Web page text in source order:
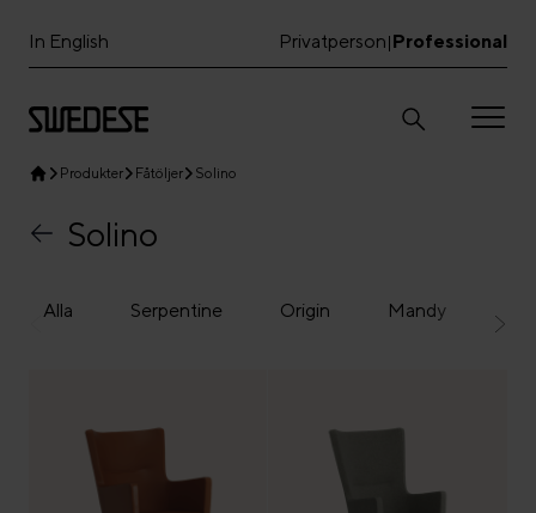
In English Professional
|
Privatperson
Produkter Fåtöljer Solino
Solino
Alla Serpentine Origin Mandy